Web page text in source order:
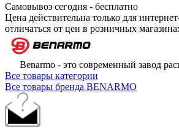
Самовывоз сегодня - бесплатно
Цена действительна только для
отличаться от цен в розничных
Benarmo - это современный завод
Все товары категории
Все товары бренда BENARMO